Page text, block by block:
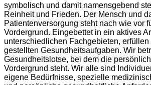
symbolisch und damit namensgebend
Reinheit und Frieden. Der Mensch und
Patientenversorgung steht nach wie vor
Vordergrund. Eingebettet in ein aktives
unterschiedlichen Fachgebieten,
gestellten Gesundheitsaufgaben. Wir
Gesundheitslotse, bei dem die
Vordergrund steht. Wir alle sind
eigene Bedürfnisse, spezielle